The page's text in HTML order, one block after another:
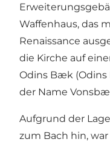
Waffenhaus, das
Renaissance
die Kirche auf
Odins Bæk (Odins
der Name
Aufgrund der
zum Bach hin,